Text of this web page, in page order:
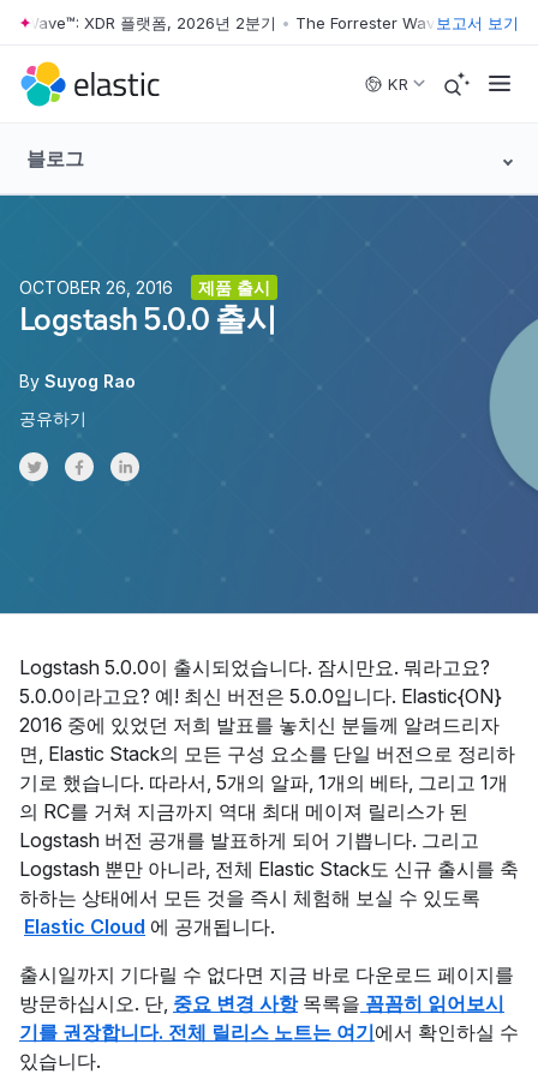
Skip to main content
XDR 플랫폼, 2026년 2분기 • The Forrester Wave™: XDR 플랫폼
보고서 보기
KR
블로그
OCTOBER 26, 2016 제품 출시
Logstash 5.0.0 출시
By Suyog Rao
공유하기
Share on Twitter
Share on Facebook
Share on LinkedInr
Logstash 5.0.0이 출시되었습니다. 잠시만요. 뭐라고요?
5.0.0이라고요? 예! 최신 버전은 5.0.0입니다. Elastic{ON}
2016 중에 있었던 저희 발표를 놓치신 분들께 알려드리자
면, Elastic Stack의 모든 구성 요소를 단일 버전으로 정리하
기로 했습니다. 따라서, 5개의 알파, 1개의 베타, 그리고 1개
의 RC를 거쳐 지금까지 역대 최대 메이져 릴리스가 된
Logstash 버전 공개를 발표하게 되어 기쁩니다. 그리고
Logstash 뿐만 아니라, 전체 Elastic Stack도 신규 출시를 축
하하는 상태에서 모든 것을 즉시 체험해 보실 수 있도록
Elastic Cloud 에 공개됩니다.
출시일까지 기다릴 수 없다면 지금 바로 다운로드 페이지를
방문하십시오. 단, 중요 변경 사항목록을 꼼꼼히 읽어보시
기를 권장합니다. 전체 릴리스 노트는 여기에서 확인하실 수
있습니다.